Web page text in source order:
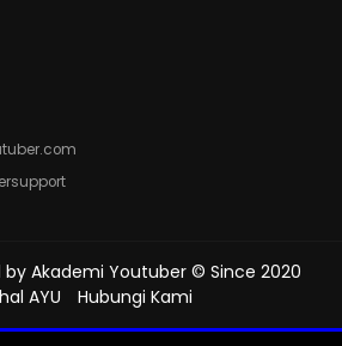
by Akademi Youtuber © Since 2020
AYU
Hubungi Kami